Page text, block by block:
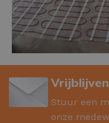
Stuur een
onze